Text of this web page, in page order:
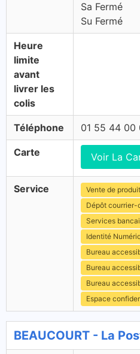
Sa Fermé
Su Fermé
Heure
limite
avant
livrer les
colis
Téléphone 01 55 44 00
Carte Voir La
Service
Vente de
Dépôt courrier-
Services
Identité
Bureau
Bureau
Bureau
Espace
BEAUCOURT - La